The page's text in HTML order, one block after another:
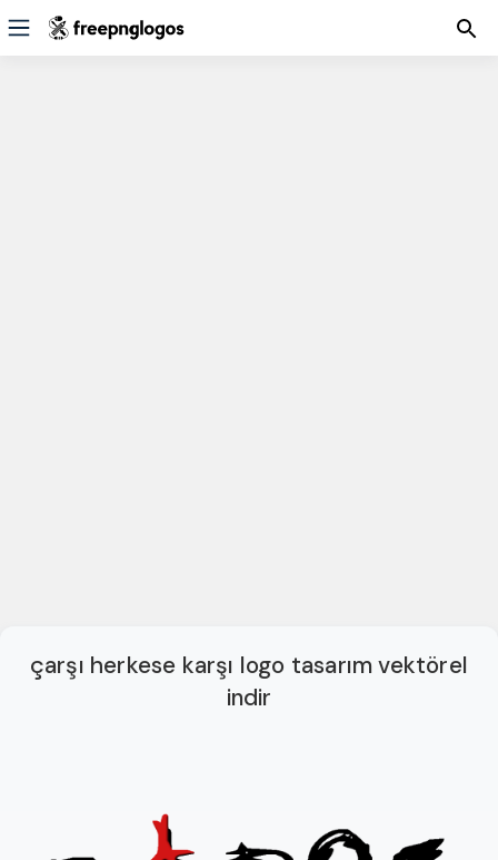
çarşı herkese karşı logo tasarım vektörel
indir